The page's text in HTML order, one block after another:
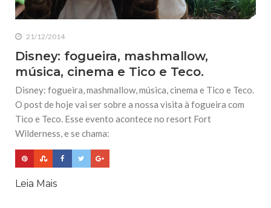
21/12/2014
Disney: fogueira, mashmallow,
música, cinema e Tico e Teco.
Disney: fogueira, mashmallow, música, cinema e Tico e Teco.
O post de hoje vai ser sobre a nossa visita à fogueira com
Tico e Teco. Esse evento acontece no resort Fort
Wilderness, e se chama:
Leia Mais